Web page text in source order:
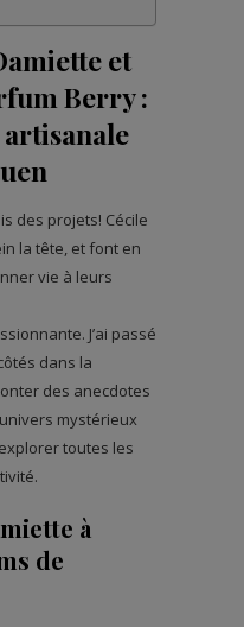
et
Berry :
des projets! Cécile
la tête, et font en
vie à leurs
J’ai passé
dans la
des anecdotes
mystérieux
toutes les
à
de